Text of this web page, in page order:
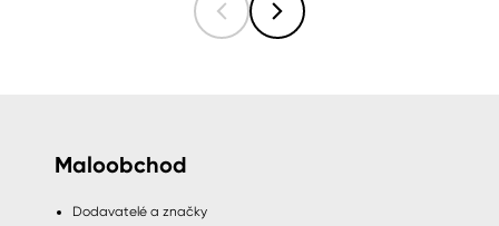
Maloobchod
Dodavatelé a značky